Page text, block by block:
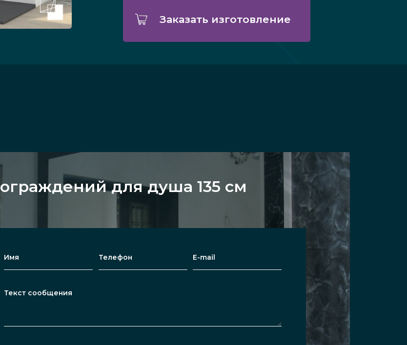
Заказать изготовление
для душа 135 см